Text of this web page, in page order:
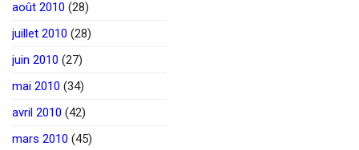
août 2010 (28)
juillet 2010 (28)
juin 2010 (27)
mai 2010 (34)
avril 2010 (42)
mars 2010 (45)